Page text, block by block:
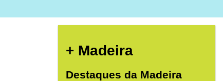
+ Madeira
Destaques da Madeira